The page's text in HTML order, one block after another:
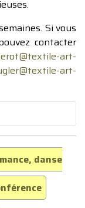
Si vous
contacter
art-
art-
danse